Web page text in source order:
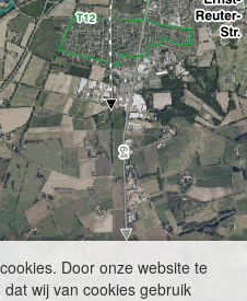
Door onze website te
wij van cookies gebruik